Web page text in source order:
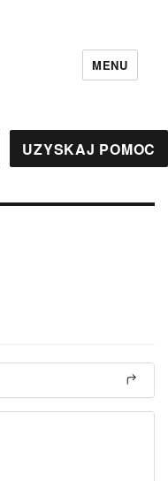
MENU
UZYSKAJ POMOC